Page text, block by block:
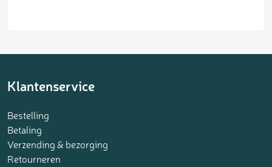
Klantenservice
Bestelling
Betaling
Verzending & bezorging
Retourneren